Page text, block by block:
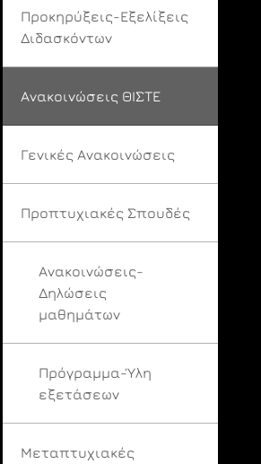
Προκηρύξεις-Εξελίξεις
Διδασκόντων
Ανακοινώσεις ΘΙΣΤΕ
Γενικές Ανακοινώσεις
Προπτυχιακές Σπουδές
Ανακοινώσεις-
Δηλώσεις
μαθημάτων
Πρόγραμμα-Ύλη
εξετάσεων
Μεταπτυχιακές